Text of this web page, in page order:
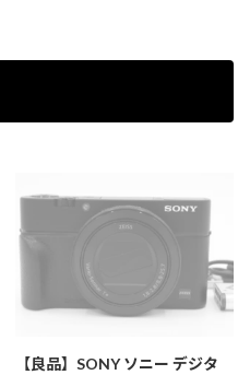
【良品】SONY ソニー デジタ